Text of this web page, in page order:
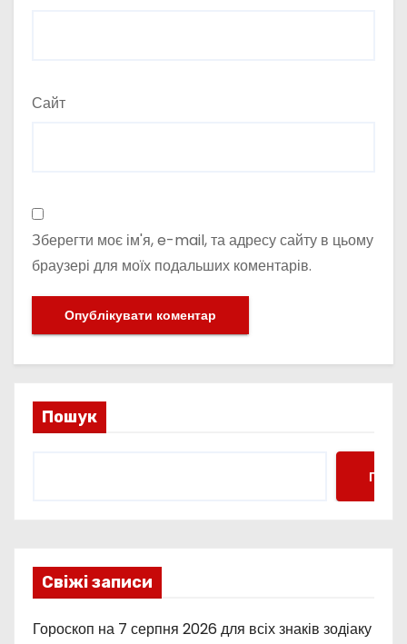
Сайт
Зберегти моє ім'я, e-mail, та адресу сайту в цьому
браузері для моїх подальших коментарів.
Пошук
Свіжі записи
Гороскоп на 7 серпня 2026 для всіх знаків зодіаку